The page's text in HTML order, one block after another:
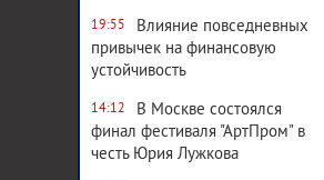
19:55
Влияние повседневных
привычек на финансовую
устойчивость
14:12
В Москве состоялся
финал фестиваля "АртПром" в
честь Юрия Лужкова